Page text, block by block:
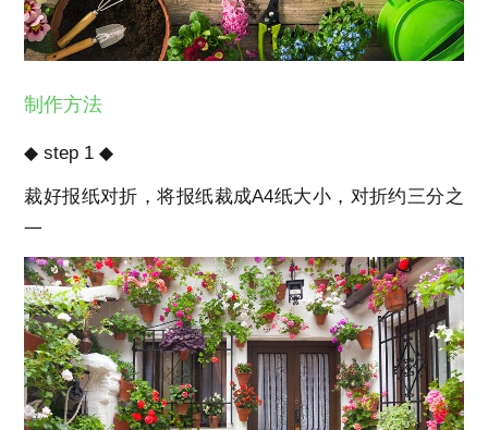
制作方法
◆ step 1 ◆
裁好报纸对折，将报纸裁成A4纸大小，对折约三分之
一